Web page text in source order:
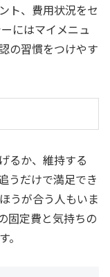
ト、費用状況をセ
にはマイメニュ
の習慣をつけやす
るか、維持する
うだけで満足でき
うが合う人もいま
固定費と気持ちの